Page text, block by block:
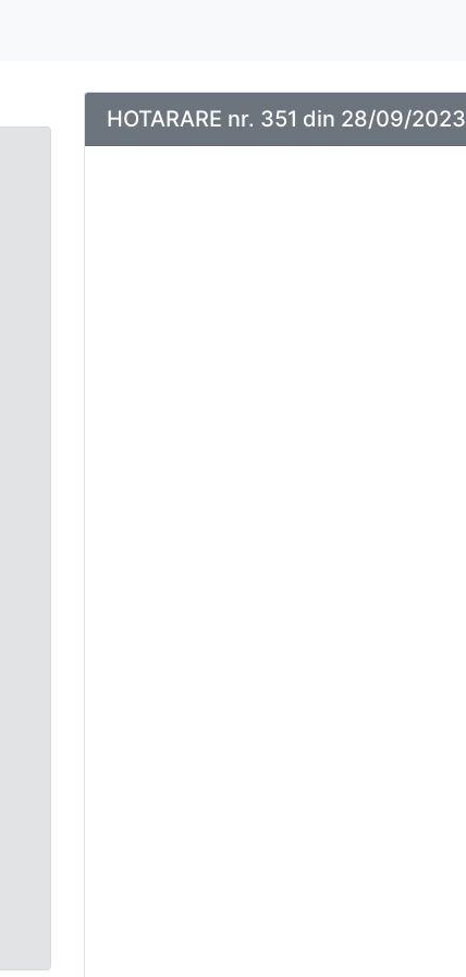
HOTARARE nr. 351 din 28/09/2023